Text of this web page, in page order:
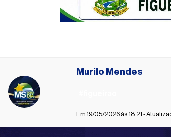
Murilo Mendes
Em 19/05/2026 às 18:21 -